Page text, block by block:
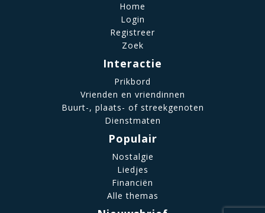
Home
Login
Registreer
Zoek
Interactie
Prikbord
Vrienden en vriendinnen
Buurt-, plaats- of streekgenoten
Dienstmaten
Populair
Nostalgie
Liedjes
Financiën
Alle themas